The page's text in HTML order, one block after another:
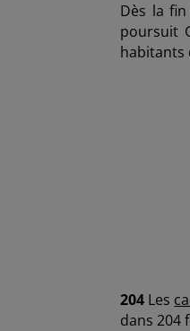
Dès la
poursuit
habitants
204 Les
dans 204